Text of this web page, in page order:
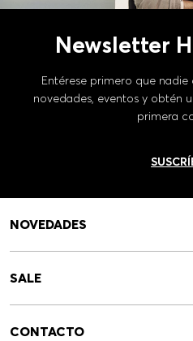
Newsletter
Entérese primero que nadie
novedades, eventos y obtén
primera
NOVEDADES
SALE
CONTACTO